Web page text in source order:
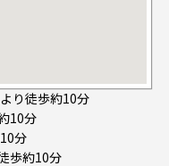
り徒歩約10分
10分
分
歩約10分